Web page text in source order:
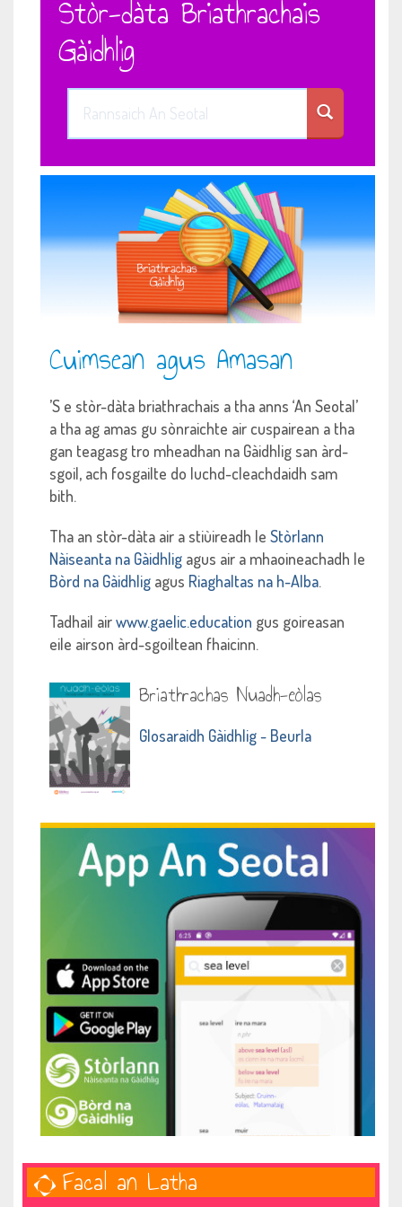
Stòr-dàta Briathrachais
Gàidhlig
Cuimsean agus Amasan
’S e stòr-dàta briathrachais a tha anns ‘An Seotal’
a tha ag amas gu sònraichte air cuspairean a tha
gan teagasg tro mheadhan na Gàidhlig san àrd-
sgoil, ach fosgailte do luchd-cleachdaidh sam
bith.
Tha an stòr-dàta air a stiùireadh le Stòrlann
Nàiseanta na Gàidhlig agus air a mhaoineachadh le
Bòrd na Gàidhlig agus Riaghaltas na h-Alba.
Tadhail airwww.gaelic.education gus goireasan
eile airson àrd-sgoiltean fhaicinn.
Briathrachas Nuadh-eòlas
Glosaraidh Gàidhlig - Beurla
Facal an Latha